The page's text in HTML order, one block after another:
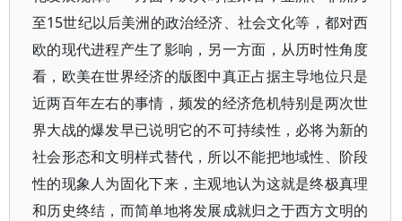
至15世纪以后美洲的政治经济、社会文化等，都对西
欧的现代进程产生了影响，另一方面，从历时性角度
看，欧美在世界经济的版图中真正占据主导地位只是
近两百年左右的事情，频发的经济危机特别是两次世
界大战的爆发早已说明它的不可持续性，必将为新的
社会形态和文明样式替代，所以不能把地域性、阶段
性的现象人为固化下来，主观地认为这就是终极真理
和历史终结，而简单地将发展成就归之于西方文明的